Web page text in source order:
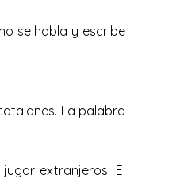
se habla y escribe
La palabra
extranjeros. El